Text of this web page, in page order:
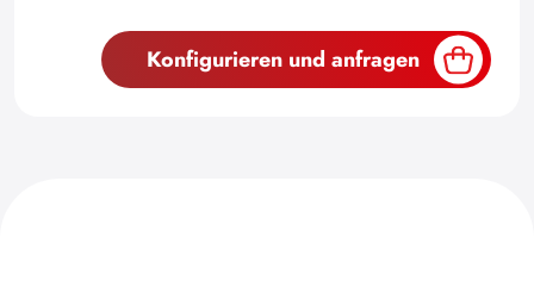
Konfigurieren und anfragen